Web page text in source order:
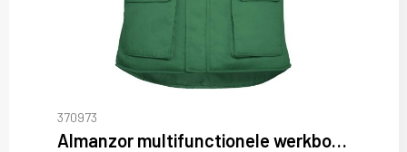
370973
Almanzor multifunctionele werkbodywarmer met hoge kraag